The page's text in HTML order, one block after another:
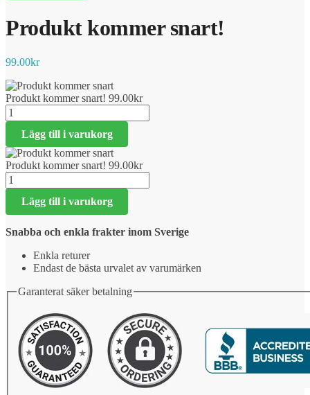
Produkt kommer snart!
99.00kr
Produkt kommer snart! 99.00kr
Produkt
kommer
snart!
mängd
Lägg till i varukorg
Produkt kommer snart! 99.00kr
Produkt
kommer
snart!
mängd
Lägg till i varukorg
Snabba och enkla frakter inom Sverige
Enkla returer
Endast de bästa urvalet av varumärken
Garanterat säker betalning